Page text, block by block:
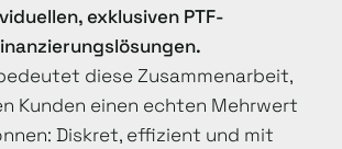
exklusiven PTF-
diese Zusammenarbeit,
Kunden einen echten Mehrwert
Diskret, effizient und mit